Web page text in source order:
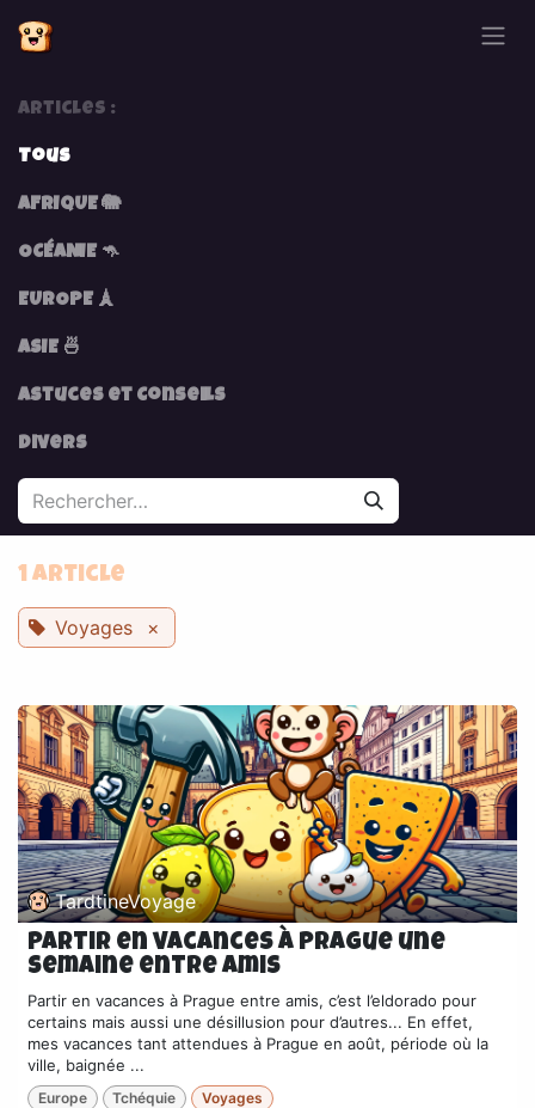
Articles :
Tous
AFRIQUE 🐘
OCÉANIE 🦘
EUROPE 🗼
ASIE 🍜
Astuces et Conseils
Divers
1 Article
Voyages ×
TardtineVoyage
Partir en vacances à Prague une
semaine entre amis
Partir en vacances à Prague entre amis, c’est l’eldorado pour
certains mais aussi une désillusion pour d’autres... En effet,
mes vacances tant attendues à Prague en août, période où la
ville, baignée ...
Europe Tchéquie Voyages